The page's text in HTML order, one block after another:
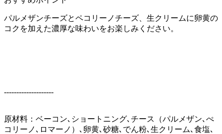
パルメザンチーズとペコリーノチーズ、生クリームに卵黄の
コクを加えた濃厚な味わいをお楽しみください。
--------------------
原材料：ベーコン､ショートニング､チース（パルメザン､ぺ
コリーノ､ロマーノ）､卵黄､砂糖､でん粉､生クリーム､食塩､